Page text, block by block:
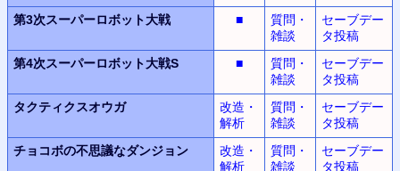
第3次スーパーロボット大戦 ■
質問・
雑談
セーブデー
タ投稿
第4次スーパーロボット大戦S
■
質問・
雑談
セーブデー
タ投稿
タクティクスオウガ
改造・
解析
質問・
雑談
セーブデー
タ投稿
チョコボの不思議なダンジョン
改造・
解析
質問・
雑談
セーブデー
タ投稿